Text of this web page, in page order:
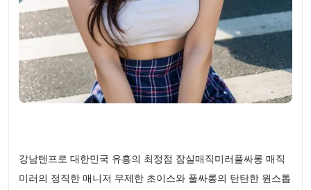
강남텐프로 대한민국 유흥의 최정점 잠실매직미러풀싸롱 매직
미러의 정직한 매니저 무제한 초이스와 풀싸롱의 탄탄한 원스톱